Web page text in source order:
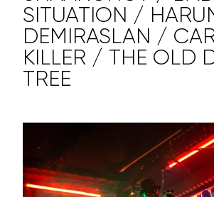
SITUATION /
DEMIRASLAN /
KILLER / THE OLD
TREE